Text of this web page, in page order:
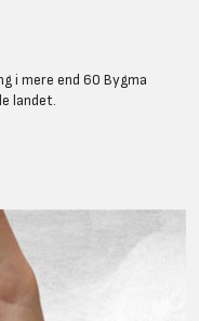
i mere end 60 Bygma
landet.